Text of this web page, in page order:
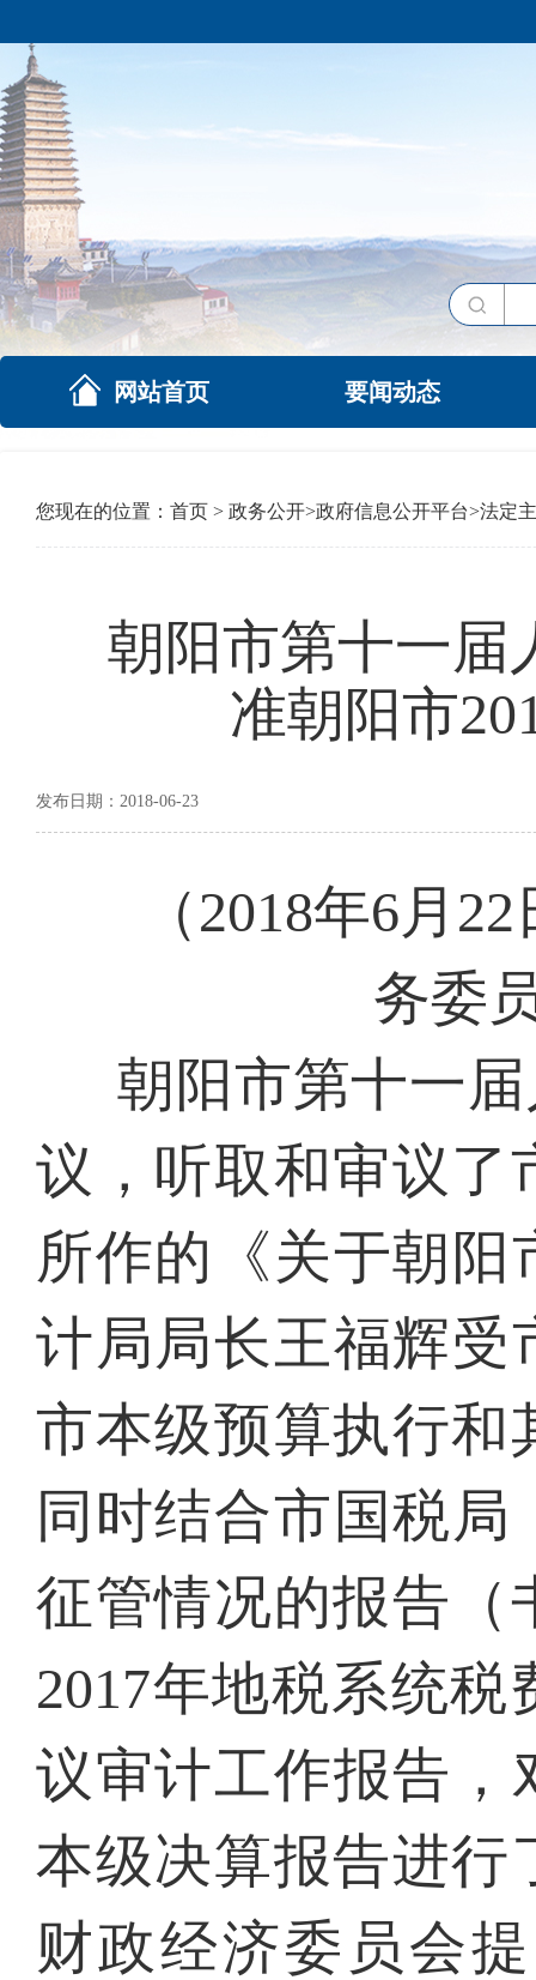
网站首页 要闻动态
您现在的位置： 首页 > 政务公开>政府信息公开平台>法定
朝阳市第十一届
准朝阳市
发布日期：2018-06-23
（2018年6月
务委
朝阳市第十一
议，听取和审议了
所作的《关于朝阳
计局局长王福辉受
市本级预算执行和
同时结合市国税局
征管情况的报告（
2017年地税系统
议审计工作报告，
本级决算报告进行
财政经济委员会